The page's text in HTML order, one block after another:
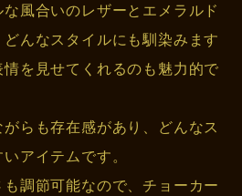
風合いのレザーとエメラルド
んなスタイルにも馴染みます
を見せてくれるのも魅力的で
らも存在感があり、どんなス
アイテムです。
調節可能なので、チョーカー